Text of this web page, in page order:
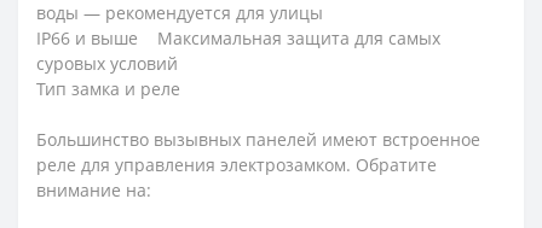
воды — рекомендуется для улицы
IP66 и выше Максимальная защита для самых
суровых условий
Тип замка и реле
Большинство вызывных панелей имеют встроенное
реле для управления электрозамком. Обратите
внимание на: